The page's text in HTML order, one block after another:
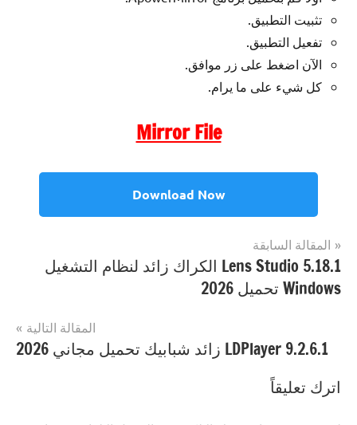
تثبيت التطبيق.
تفعيل التطبيق.
الآن اضغط على زر موافق.
كل شيء على ما يرام.
Mirror File
Download Now
مصنف
ب
ApowerMirror
مفتاح
ApowerMirror
مفتاح
Mobile
Phone
Tools
تصفّح
المقالات
المقالة السابقة
Lens Studio 5.18.1 الكراك زائد لنظام التشغيل
Windows تحميل 2026
المقالة التالية
LDPlayer 9.2.6.1 زائد شبابيك تحميل مجاني 2026
اترك تعليقاً